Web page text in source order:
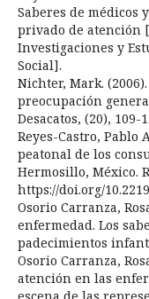
Saberes de médicos
privado de atención
Investigaciones y
Social].
Nichter, Mark.
preocupación
Desacatos, (20), 109-
Reyes-Castro, Pablo
peatonal de los
Hermosillo, México.
https://doi.org/
Osorio Carranza,
enfermedad. Los
padecimientos
Osorio Carranza,
atención en las